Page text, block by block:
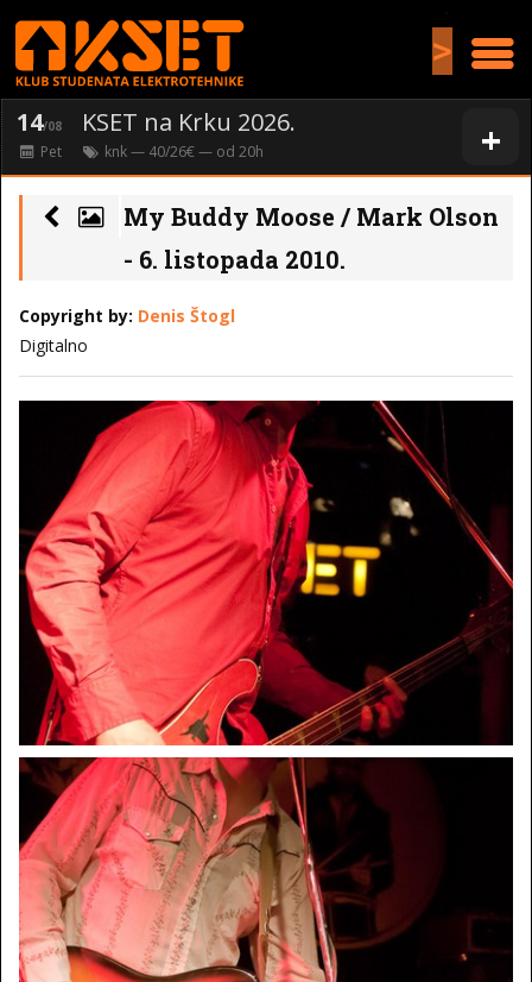
>
+
14/08 KSET na Krku 2026.
Pet knk— 40/26€ — od 20h
My Buddy Moose / Mark Olson
- 6. listopada 2010.
Copyright by: Denis Štogl
Digitalno